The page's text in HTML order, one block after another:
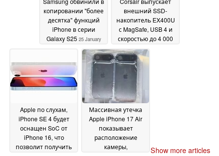
копировании "более
десятка" функций
iPhone в серии
Galaxy S25 25 January
внешний SSD-
накопитель EX400U
с MagSafe, USB 4 и
скоростью до 4 000
МБ/с для iPhone, Mac
и Windows PC
January 2025
Apple по слухам,
iPhone SE 4 будет
оснащен SoC от
iPhone 16, что
позволит получить
Массивная утечка
Apple iPhone 17 Air
показывает
расположение
камеры,
Show more articles